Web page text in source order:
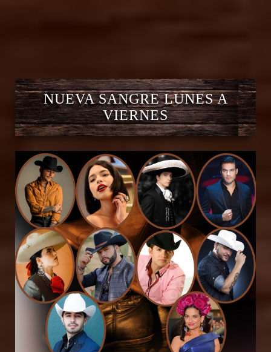
NUEVA SANGRE LUNES A
VIERNES